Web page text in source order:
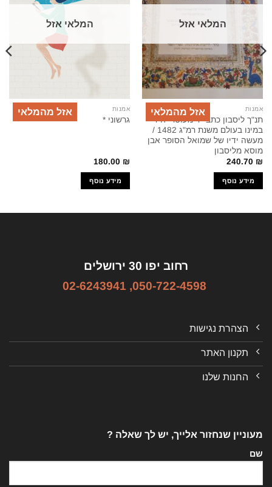
המלאי אזל
אזל מהמלאי אמנות
תנ"ך ליסבון כתב-יד מעוטר יחיד
במינו בעולם משנת רמ"ג 1482 /
מעשה ידיו של שמואל הסופר אבן
מוסא מליסבון
240.70 ₪
מידע נוסף
המלאי אזל
אזל מהמלאי אמנות
גרשוני *
180.00 ₪
מידע נוסף
רחוב יפו 30 ירושלים
050-722-4598
,
02-6243941
הצהרת נגישות
תקנון האתר
החנות שלנו
מעוניין שנחזור אלייך, יש לך שאלה ?
שם